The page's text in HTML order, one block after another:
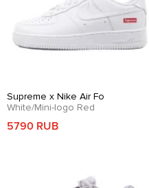
Supreme x Nike Air Fo
White/Mini-logo Red
5790 RUB